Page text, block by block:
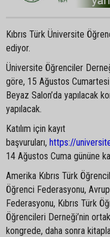
Kıbrıs Türk Üniversite
ediyor.
Üniversite Öğrenciler
göre, 15 Ağustos
Beyaz Salon’da yapılacak
yapılacak.
Katılım için kayıt
başvuruları, https://
14 Ağustos Cuma gününe
Amerika Kıbrıs Türk
Öğrenci Federasyonu,
Federasyonu, Kıbrıs Türk
Öğrencileri Derneği’nin
kongrede, daha sonra